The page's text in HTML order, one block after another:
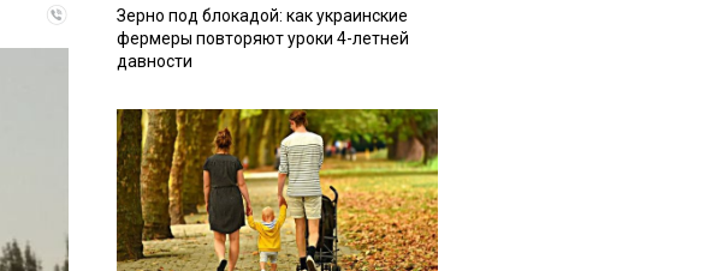
Зерно под блокадой: как украинские
фермеры повторяют уроки 4-летней
давности